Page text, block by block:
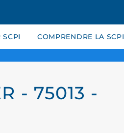
SCPI COMPRENDRE LA SCPI
- 75013 -